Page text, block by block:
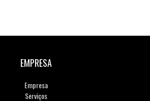
EMPRESA
Empresa
Serviços